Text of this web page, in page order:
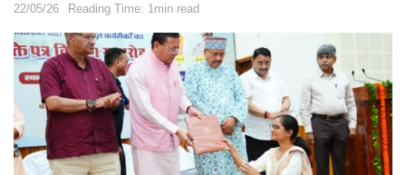
22/05/26 Reading Time: 1min read